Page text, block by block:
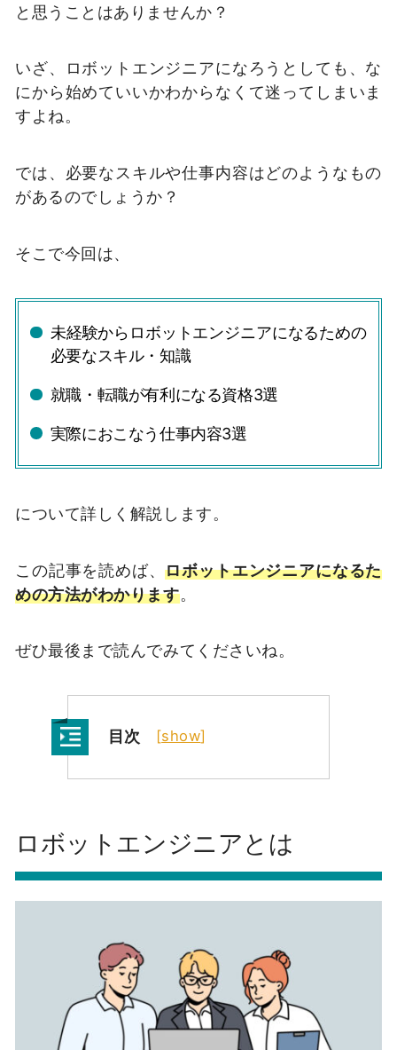
と思うことはありませんか？
いざ、ロボットエンジニアになろうとしても、な
にから始めていいかわからなくて迷ってしまいま
すよね。
では、必要なスキルや仕事内容はどのようなもの
があるのでしょうか？
そこで今回は、
未経験からロボットエンジニアになるための
必要なスキル・知識
就職・転職が有利になる資格3選
実際におこなう仕事内容3選
について詳しく解説します。
この記事を読めば、ロボットエンジニアになるた
めの方法がわかります。
ぜひ最後まで読んでみてくださいね。
目次 [show]
ロボットエンジニアとは